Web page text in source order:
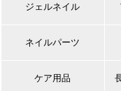
ジェルネイル
ネイルパーツ
ケア用品